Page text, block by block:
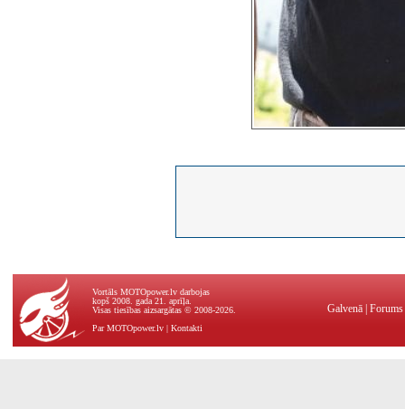
Vortāls MOTOpower.lv darbojas
kopš 2008. gada 21. aprīļa.
Visas tiesības aizsargātas © 2008-2026.
Par MOTOpower.lv | Kontakti
Galvenā Forums